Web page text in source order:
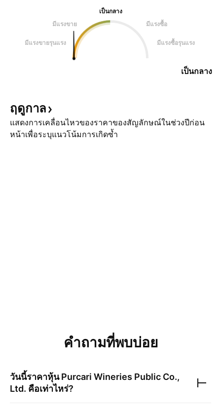
เป็นกลาง
มีแรงขาย
มีแรงซื้อ
มีแรงขายรุนแรง มีแรงซื้อรุนแรง
เป็นกลาง
ฤดูกาล
แสดงการเคลื่อนไหวของราคาของสัญลักษณ์ในช่วงปีก่อน
หน้าเพื่อระบุแนวโน้มการเกิดซ้ำ
คำถามที่พบบ่อย
วันนี้ราคาหุ้นPurcari Wineries Public Co.,
Ltd. คือเท่าไหร่?